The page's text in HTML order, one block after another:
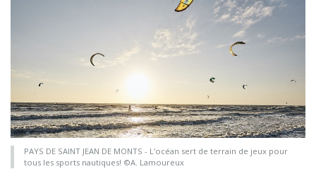
PAYS DE SAINT JEAN DE MONTS - L'océan sert de terrain de jeux pour
tous les sports nautiques! ©A. Lamoureux